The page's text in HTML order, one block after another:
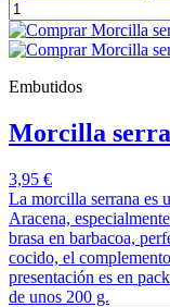
Embutidos
Morcilla
3,95 €
La morcilla serrana es
Aracena,
brasa en barbacoa,
cocido, el
presentación es en
de unos 200 g.